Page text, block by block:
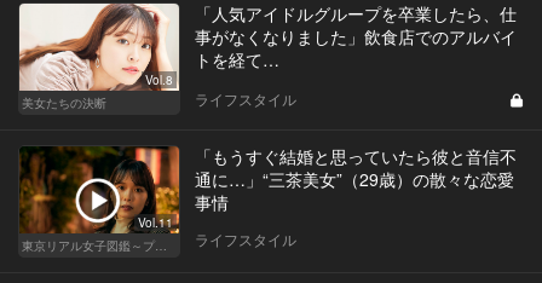
Vol.8
美女たちの決断
「人気アイドルグループを卒業したら、仕
事がなくなりました」飲食店でのアルバイ
トを経て…
ライフスタイル
Vol.11
東京リアル女子図鑑～プロローグ編～
「もうすぐ結婚と思っていたら彼と音信不
通に…」“三茶美女”（29歳）の散々な恋愛
事情
ライフスタイル